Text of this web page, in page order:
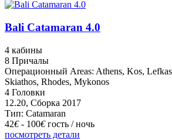
Bali Catamaran 4.0
4 кабины
8 Причалы
Операционный Areas: Athens, Kos,
Skiathos, Rhodes, Mykonos
4 Головки
12.20, Сборка 2017
Тип: Catamaran
42€- 100€ гость / ночь
посмотреть детали